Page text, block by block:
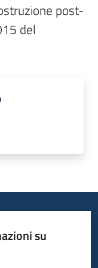
post-
del
su